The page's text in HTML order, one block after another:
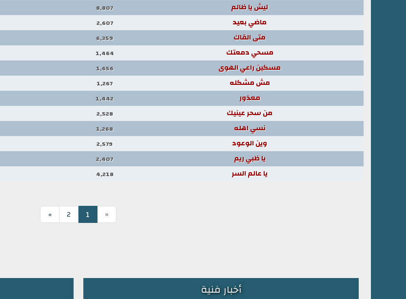
ليش يا ظالم 8,807
ماضي بعيد 2,607
متى القاك 6,359
مسحي دمعتك 1,464
مسكين راعي الهوى 1,656
مش مشكله 1,267
معذور 1,442
من سحر عينيك 2,528
نسي اهله 1,268
وين الوعود 2,579
يا ظبي ريم 2,407
يا عالم السر 4,218
«
1
2
»
أخبار فنية